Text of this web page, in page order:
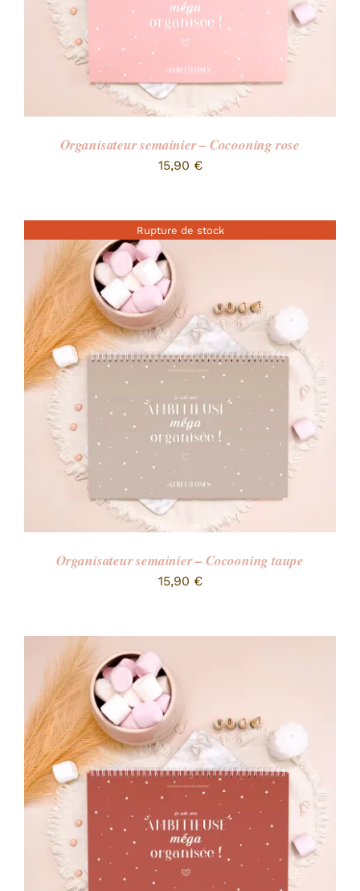
Organisateur semainier – Cocooning rose
15,90 €
Rupture de stock
Organisateur semainier – Cocooning taupe
15,90 €